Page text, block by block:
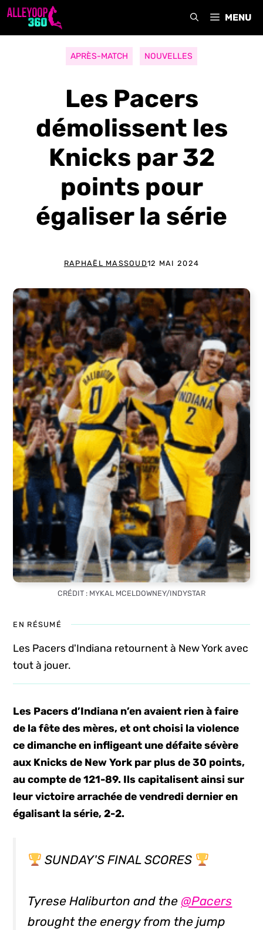
Aller
MENU
APRÈS-MATCH NOUVELLES
Les Pacers
démolissent les
Knicks par 32
points pour
égaliser la série
RAPHAËL MASSOUD12 MAI 2024
CRÉDIT : MYKAL MCELDOWNEY/INDYSTAR
EN RÉSUMÉ
Les Pacers d'Indiana retournent à New York avec
tout à jouer.
Les Pacers d’Indiana n’en avaient rien à faire
de la fête des mères, et ont choisi la violence
ce dimanche en infligeant une défaite sévère
aux Knicks de New York par plus de 30 points,
au compte de 121-89. Ils capitalisent ainsi sur
leur victoire arrachée de vendredi dernier en
égalisant la série, 2-2.
SUNDAY'S FINAL SCORES
Tyrese Haliburton and the @Pacers
brought the energy from the jump